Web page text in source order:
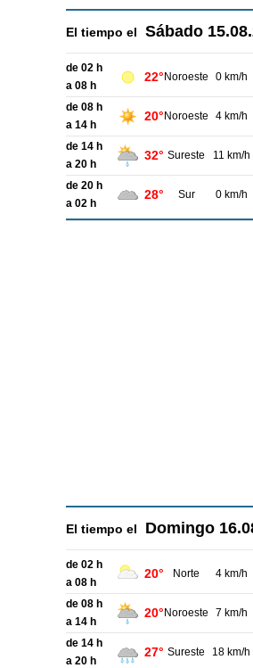
El tiempo el Sábado
de 02 h
a 08 h
22° Noroeste 0 km/h
de 08 h
a 14 h
20° Noroeste 4 km/h
de 14 h
a 20 h
32° Sureste 11 km/h
de 20 h
a 02 h
28° Sur 0 km/h
El tiempo el Domingo
de 02 h
a 08 h
20° Norte 4 km/h
de 08 h
a 14 h
20° Noroeste 7 km/h
de 14 h
a 20 h
27° Sureste 18 km/h